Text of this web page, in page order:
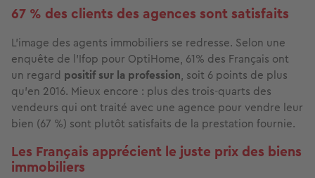
67 % des clients des agences sont satisfaits
L’image des agents immobiliers se redresse. Selon une
enquête de l'Ifop pour OptiHome, 61% des Français ont
un regard positif sur la profession, soit 6 points de plus
qu'en 2016. Mieux encore : plus des trois-quarts des
vendeurs qui ont traité avec une agence pour vendre leur
bien (67 %) sont plutôt satisfaits de la prestation fournie.
Les Français apprécient le juste prix des biens
immobiliers